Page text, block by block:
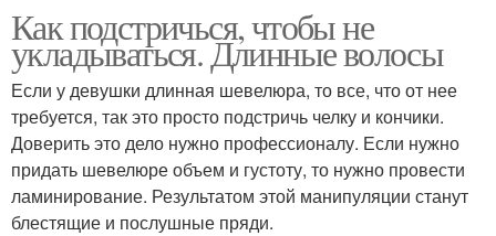
Как подстричься, чтобы не
укладываться. Длинные волосы
Если у девушки длинная шевелюра, то все, что от нее
требуется, так это просто подстричь челку и кончики.
Доверить это дело нужно профессионалу. Если нужно
придать шевелюре объем и густоту, то нужно провести
ламинирование. Результатом этой манипуляции станут
блестящие и послушные пряди.